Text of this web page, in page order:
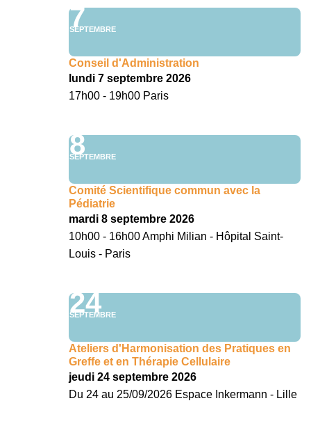
7
SEPTEMBRE
Conseil d'Administration
lundi 7 septembre 2026
17h00 - 19h00 Paris
8
SEPTEMBRE
Comité Scientifique commun avec la
Pédiatrie
mardi 8 septembre 2026
10h00 - 16h00 Amphi Milian - Hôpital Saint-
Louis - Paris
24
SEPTEMBRE
Ateliers d'Harmonisation des Pratiques en
Greffe et en Thérapie Cellulaire
jeudi 24 septembre 2026
Du 24 au 25/09/2026 Espace Inkermann - Lille